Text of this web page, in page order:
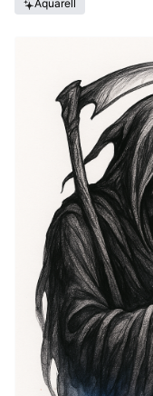
Aquarell